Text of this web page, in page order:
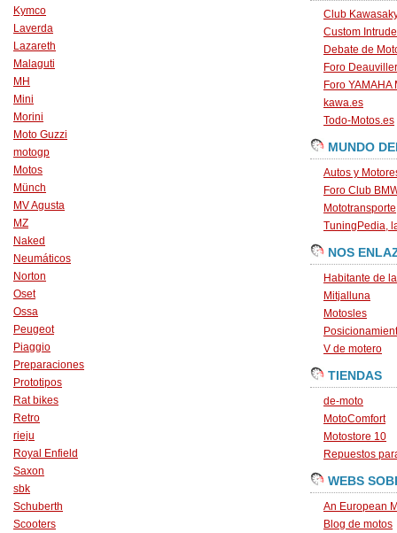
Kymco
Laverda
Lazareth
Malaguti
MH
Mini
Morini
Moto Guzzi
motogp
Motos
Münch
MV Agusta
MZ
Naked
Neumáticos
Norton
Oset
Ossa
Peugeot
Piaggio
Preparaciones
Prototipos
Rat bikes
Retro
rieju
Royal Enfield
Saxon
sbk
Schuberth
Scooters
Club
Custom
Debate de
Foro
Foro YAMAHA
kawa.es
Todo-Motos.es
MUNDO
Autos y
Foro Club
Mototransporte
TuningPedia,
NOS
Habitante de
Mitjalluna
Motosles
V de motero
TIENDAS
de-moto
MotoComfort
Motostore 10
Repuestos
WEBS
An European
Blog de motos